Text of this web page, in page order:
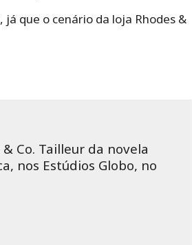
que o cenário da loja Rhodes &
Co. Tailleur da novela
nos Estúdios Globo, no